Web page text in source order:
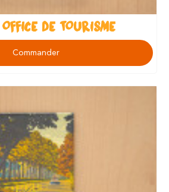
DE TOURISME
Commander